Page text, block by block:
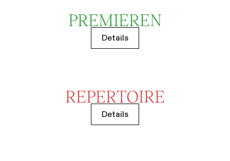
PREMIEREN
Details
REPERTOIRE
Details